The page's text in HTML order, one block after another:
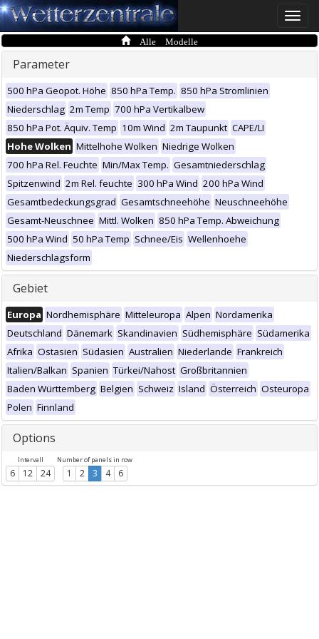
Toggle
Alle Modelle
Parameter
500 hPa Geopot. Höhe 850 hPa Temp. 850 hPa Stromlinien
Niederschlag 2m Temp 700 hPa Vertikalbew
850 hPa Pot. Äquiv. Temp 10m Wind 2m Taupunkt CAPE/LI
Hohe Wolken Mittelhohe Wolken Niedrige Wolken
700 hPa Rel. Feuchte Min/Max Temp. Gesamtniederschlag
Spitzenwind 2m Rel. feuchte 300 hPa Wind 200 hPa Wind
Gesamtbedeckungsgrad Gesamtschneehöhe Neuschneehöhe
Gesamt-Neuschnee Mittl. Wolken 850 hPa Temp. Abweichung
500 hPa Wind 50 hPa Temp Schnee/Eis Wellenhoehe
Niederschlagsform
Gebiet
Europa Nordhemisphäre Mitteleuropa Alpen Nordamerika
Deutschland Dänemark Skandinavien Südhemisphäre Südamerika
Afrika Ostasien Südasien Australien Niederlande Frankreich
Italien/Balkan Spanien Türkei/Nahost Großbritannien
Baden Württemberg Belgien Schweiz Island Österreich Osteuropa
Polen Finnland
Options
Intervall
6 12 24
Number of panels in row
1 2 3 4 6